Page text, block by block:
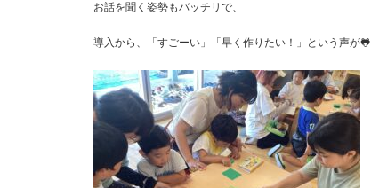
お話を聞く姿勢もバッチリで、
導入から、「すごーい」「早く作りたい！」という声が🐸